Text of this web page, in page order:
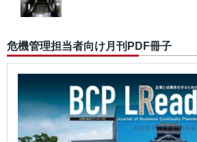
危機管理担当者向け月刊PDF冊子